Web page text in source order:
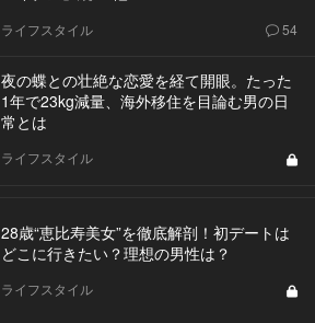
ライフスタイル 54
夜の蝶との壮絶な恋愛を経て開眼。たった
1年で23kg減量、海外移住を目論む男の日
常とは
ライフスタイル
28歳“恵比寿美女”を徹底解剖！初デートは
どこに行きたい？理想の男性は？
ライフスタイル